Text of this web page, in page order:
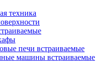
техника
печи встраиваемые
машины встраиваемые